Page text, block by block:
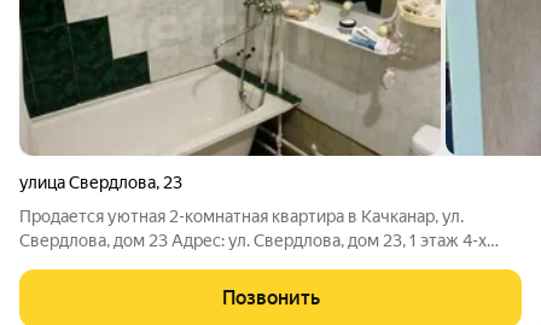
улица Свердлова, 23
Продается уютная 2-комнатная квартира в Качканар, ул.
Свердлова, дом 23 Адрес: ул. Свердлова, дом 23, 1 этаж 4-х
просторная в многоквартирном доме. Санузел совмещённый.
В квартире остаются
Позвонить